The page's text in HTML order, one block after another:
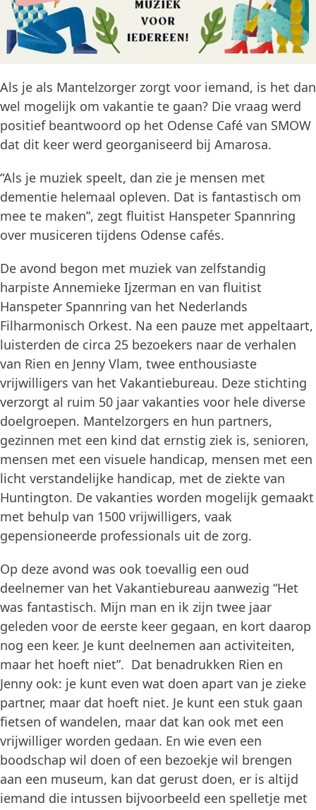
Als je als Mantelzorger zorgt voor iemand, is het dan
wel mogelijk om vakantie te gaan? Die vraag werd
positief beantwoord op het Odense Café van SMOW
dat dit keer werd georganiseerd bij Amarosa.
“Als je muziek speelt, dan zie je mensen met
dementie helemaal opleven. Dat is fantastisch om
mee te maken”, zegt fluitist Hanspeter Spannring
over musiceren tijdens Odense cafés.
De avond begon met muziek van zelfstandig
harpiste Annemieke Ijzerman en van fluitist
Hanspeter Spannring van het Nederlands
Filharmonisch Orkest. Na een pauze met appeltaart,
luisterden de circa 25 bezoekers naar de verhalen
van Rien en Jenny Vlam, twee enthousiaste
vrijwilligers van het Vakantiebureau. Deze stichting
verzorgt al ruim 50 jaar vakanties voor hele diverse
doelgroepen. Mantelzorgers en hun partners,
gezinnen met een kind dat ernstig ziek is, senioren,
mensen met een visuele handicap, mensen met een
licht verstandelijke handicap, met de ziekte van
Huntington. De vakanties worden mogelijk gemaakt
met behulp van 1500 vrijwilligers, vaak
gepensioneerde professionals uit de zorg.
Op deze avond was ook toevallig een oud
deelnemer van het Vakantiebureau aanwezig “Het
was fantastisch. Mijn man en ik zijn twee jaar
geleden voor de eerste keer gegaan, en kort daarop
nog een keer. Je kunt deelnemen aan activiteiten,
maar het hoeft niet”. Dat benadrukken Rien en
Jenny ook: je kunt even wat doen apart van je zieke
partner, maar dat hoeft niet. Je kunt een stuk gaan
fietsen of wandelen, maar dat kan ook met een
vrijwilliger worden gedaan. En wie even een
boodschap wil doen of een bezoekje wil brengen
aan een museum, kan dat gerust doen, er is altijd
iemand die intussen bijvoorbeeld een spelletje met